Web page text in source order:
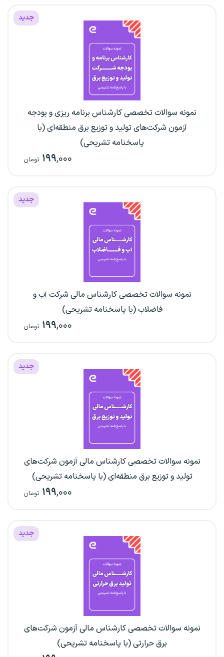
جدید
نمونه سوالات تخصصی کارشناس برنامه ریزی و بودجه
آزمون شرکت‌های تولید و توزیع برق منطقه‌ای (با
پاسخنامه تشریحی)
۱۹۹,۰۰۰ تومان
جدید
نمونه سوالات تخصصی کارشناس مالی شرکت آب و
فاضلاب (با پاسخنامه تشریحی)
۱۹۹,۰۰۰ تومان
جدید
نمونه سوالات تخصصی کارشناس مالی آزمون شرکت‌های
تولید و توزیع برق منطقه‌ای (با پاسخنامه تشریحی)
۱۹۹,۰۰۰ تومان
جدید
نمونه سوالات تخصصی کارشناس مالی آزمون شرکت‌های
برق حرارتی (با پاسخنامه تشریحی)